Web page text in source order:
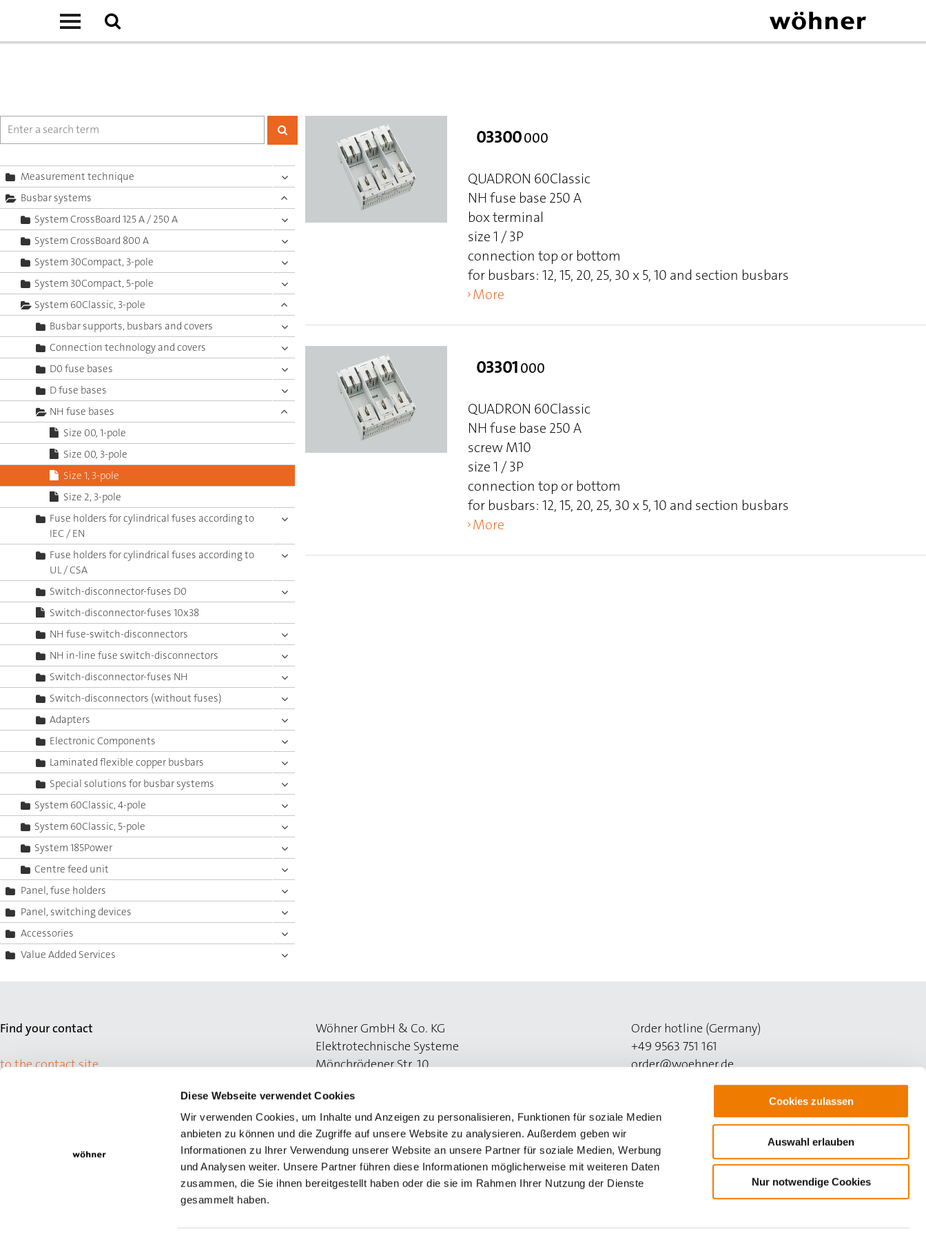
Diese Webseite verwendet Cookies
Wir verwenden Cookies, um Inhalte und Anzeigen zu personalisieren, Funktionen für soziale Medien
anbieten zu können und die Zugriffe auf unsere Website zu analysieren. Außerdem geben wir
Informationen zu Ihrer Verwendung unserer Website an unsere Partner für soziale Medien, Werbung
und Analysen weiter. Unsere Partner führen diese Informationen möglicherweise mit weiteren Daten
zusammen, die Sie ihnen bereitgestellt haben oder die sie im Rahmen Ihrer Nutzung der Dienste
gesammelt haben.
Cookies zulassen
Auswahl erlauben
Nur notwendige Cookies
Measurement technique
Busbar systems
System CrossBoard 125 A / 250 A
System CrossBoard 800 A
System 30Compact, 3-pole
System 30Compact, 5-pole
System 60Classic, 3-pole
Busbar supports, busbars and covers
Connection technology and covers
D0 fuse bases
D fuse bases
NH fuse bases
Size 00, 1-pole
Size 00, 3-pole
Size 1, 3-pole
Size 2, 3-pole
Fuse holders for cylindrical fuses according to
IEC / EN
Fuse holders for cylindrical fuses according to
UL / CSA
Switch-disconnector-fuses D0
Switch-disconnector-fuses 10x38
NH fuse-switch-disconnectors
NH in-line fuse switch-disconnectors
Switch-disconnector-fuses NH
Switch-disconnectors (without fuses)
Adapters
Electronic Components
Laminated flexible copper busbars
Special solutions for busbar systems
System 60Classic, 4-pole
System 60Classic, 5-pole
System 185Power
Centre feed unit
Panel, fuse holders
Panel, switching devices
Accessories
Value Added Services
03300000
QUADRON 60Classic
NH fuse base 250 A
box terminal
size 1 / 3P
connection top or bottom
for busbars: 12, 15, 20, 25, 30 x 5, 10 and section busbars
More
03301000
QUADRON 60Classic
NH fuse base 250 A
screw M10
size 1 / 3P
connection top or bottom
for busbars: 12, 15, 20, 25, 30 x 5, 10 and section busbars
More
Find your contact
to the contact site
Wöhner GmbH & Co. KG
Elektrotechnische Systeme
Mönchrödener Str. 10
Order hotline (Germany)
+49 9563 751 161
order@woehner.de
Technical hotline (Germany)
+49 9563 751 260